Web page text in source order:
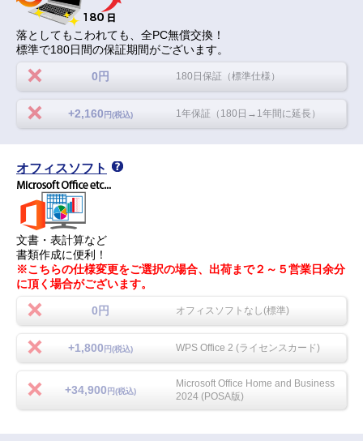
落としてもこわれても、全PC無償交換！
標準で180日間の保証期間がございます。
0円 180日保証（標準仕様）
+2,160 円(税込) 1年保証（180日→1年間に延長）
オフィスソフト
文書・表計算など
書類作成に便利！
※こちらの仕様変更をご選択の場合、出荷まで２～５営業日余分
に頂く場合がございます。
0円 オフィスソフトなし(標準)
+1,800 円(税込) WPS Office 2 (ライセンスカード)
+34,900 円(税込)
Microsoft Office Home and Business
2024 (POSA版)